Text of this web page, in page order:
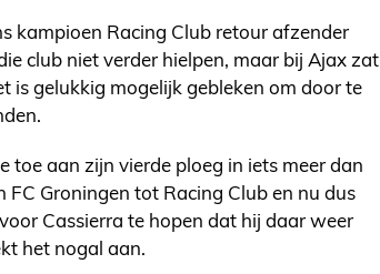
kampioen Racing Club retour afzender
club niet verder hielpen, maar bij Ajax zat
is gelukkig mogelijk gebleken om door te
toe aan zijn vierde ploeg in iets meer dan
FC Groningen tot Racing Club en nu dus
Cassierra te hopen dat hij daar weer
het nogal aan.